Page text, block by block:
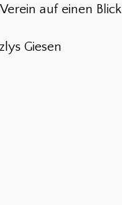
auf einen Blick
Giesen